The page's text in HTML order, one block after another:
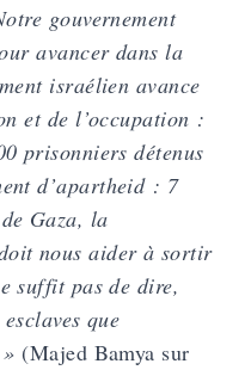
gouvernement
avancer dans la
israélien avance
et de l’occupation :
prisonniers détenus
d’apartheid : 7
Gaza, la
nous aider à sortir
suffit pas de dire,
que
(Majed Bamya sur